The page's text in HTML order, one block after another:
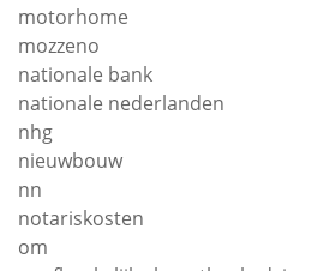
motorhome
mozzeno
nationale bank
nationale nederlanden
nhg
nieuwbouw
nn
notariskosten
om